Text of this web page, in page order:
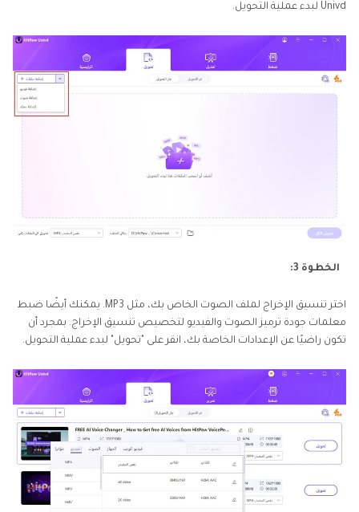
Univd لبدء عملية التحويل.
الخطوة 3:
اختر تنسيق الإخراج لملف الصوت الخاص بك، مثل MP3. يمكنك أيضًا ضبط
معلمات جودة ترميز الصوت والفيديو لتخصيص تنسيق الإخراج. بمجرد أن
تكون راضيًا عن الإعدادات الخاصة بك، انقر على "تحويل" لبدء عملية التحويل.